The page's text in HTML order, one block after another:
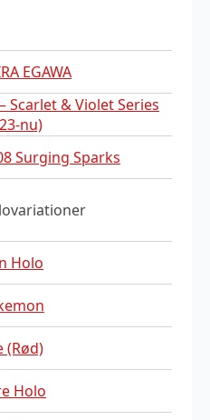
EGAWA
Scarlet & Violet Series
nu)
Surging Sparks
Holo
(Rød)
Holo